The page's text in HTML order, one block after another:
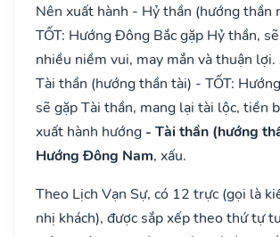
Nên xuất hành - Hỷ thần (hướng thần
TỐT: Hướng Đông Bắc gặp Hỷ thần,
nhiều niềm vui, may mắn và thuận lợi.
Tài thần (hướng thần tài) - TỐT:
sẽ gặp Tài thần, mang lại tài lộc, tiền
xuất hành hướng - Tài thần (hướng
Hướng Đông Nam, xấu.
Theo Lịch Vạn Sự, có 12 trực (gọi là
nhị khách), được sắp xếp theo thứ tự